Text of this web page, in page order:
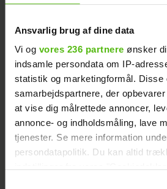
Ansvarlig brug af dine data
Vi og vores 236 partnere ønsker
indsamle persondata om IP-
statistik og marketingformål.
samarbejdspartnere, der
at vise dig målrettede annoncer,
annonce- og indholdsmåling, lave
tjenester. Se mere information
persondatapolitik. Du kan altid